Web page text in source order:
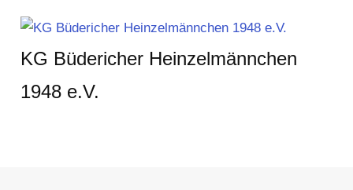
Inhalt
springen
KG Büdericher Heinzelmännchen
1948 e.V.